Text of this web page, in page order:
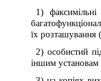
1)
їх розташування
2) особистий
іншим установам